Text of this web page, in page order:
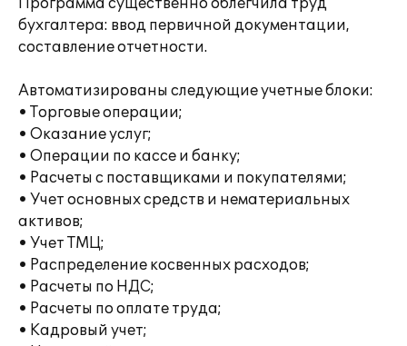
Программа существенно облегчила труд
бухгалтера: ввод первичной документации,
составление отчетности.
Автоматизированы следующие учетные блоки:
• Торговые операции;
• Оказание услуг;
• Операции по кассе и банку;
• Расчеты с поставщиками и покупателями;
• Учет основных средств и нематериальных
активов;
• Учет ТМЦ;
• Распределение косвенных расходов;
• Расчеты по НДС;
• Расчеты по оплате труда;
• Кадровый учет;